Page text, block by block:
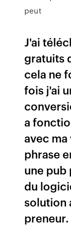
peut
J'ai
gratuits
cela ne
fois j'ai
a
avec
phrase
une pub
du
solution